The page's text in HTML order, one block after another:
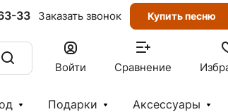
33 Заказать звонок Купить песню
Войти Сравнение
Подарки Аксессуары